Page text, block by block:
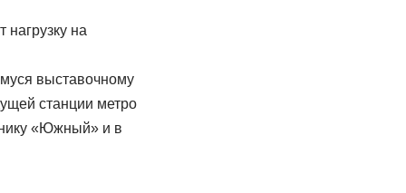
нагрузку на
выставочному
станции метро
«Южный» и в